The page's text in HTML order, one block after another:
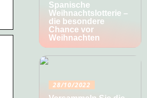
Spanische
Weihnachtslotterie –
die besondere
Chance vor
Weihnachten
28/10/2022